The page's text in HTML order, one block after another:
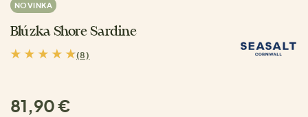
NOVINKA
Blúzka Shore Sardine
(8)
81,90 €